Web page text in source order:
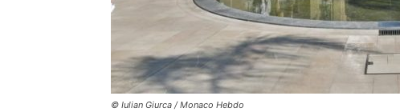
© Iulian Giurca / Monaco Hebdo